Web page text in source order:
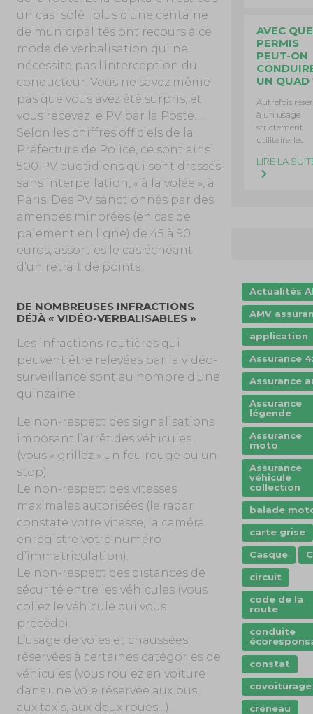
un cas isolé : plus d’une centaine
de municipalités ont recours à ce
mode de verbalisation qui ne
nécessite pas l’interception du
conducteur. Vous ne savez même
pas que vous avez été surpris, et
vous recevez le PV par la Poste….
Selon les chiffres officiels de la
Préfecture de Police, ce sont ainsi
500 PV quotidiens qui sont dressés
sans interpellation, « à la volée », à
Paris. Des PV sanctionnés par des
amendes minorées (en cas de
paiement en ligne) de 45 à 90
euros, assorties le cas échéant
d’un retrait de points.
DE NOMBREUSES INFRACTIONS
DÉJÀ « VIDÉO-VERBALISABLES »
Les infractions routières qui
peuvent être relevées par la vidéo-
surveillance sont au nombre d’une
quinzaine :
Le non-respect des signalisations
imposant l’arrêt des véhicules
(vous « grillez » un feu rouge ou un
stop).
Le non-respect des vitesses
maximales autorisées (le radar
constate votre vitesse, la caméra
enregistre votre numéro
d’immatriculation).
Le non-respect des distances de
sécurité entre les véhicules (vous
collez le véhicule qui vous
précède).
L’usage de voies et chaussées
réservées à certaines catégories de
véhicules (vous roulez en voiture
dans une voie réservée aux bus,
aux taxis, aux deux roues…).
AVEC
PERMIS
PEUT-ON
UN QUAD
Autrefois
à un usage
strictement
utilitaire, les
LIRE LA
Actualités
AMV
application
Assurance
Assurance
Assurance
légende
Assurance
moto
Assurance
véhicule
collection
balade
carte grise
Casque
circuit
code de la
route
conduite
constat
covoiturage
créneau